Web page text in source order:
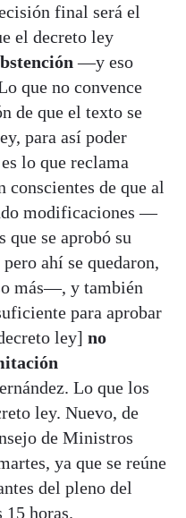
final será el
el decreto ley
—y eso
que no convence
de que el texto se
para así poder
lo que reclama
conscientes de que al
modificaciones —
que se aprobó su
ahí se quedaron,
más—, y también
para aprobar
ley] no
Lo que los
ley. Nuevo, de
de Ministros
ya que se reúne
del pleno del
15 horas.